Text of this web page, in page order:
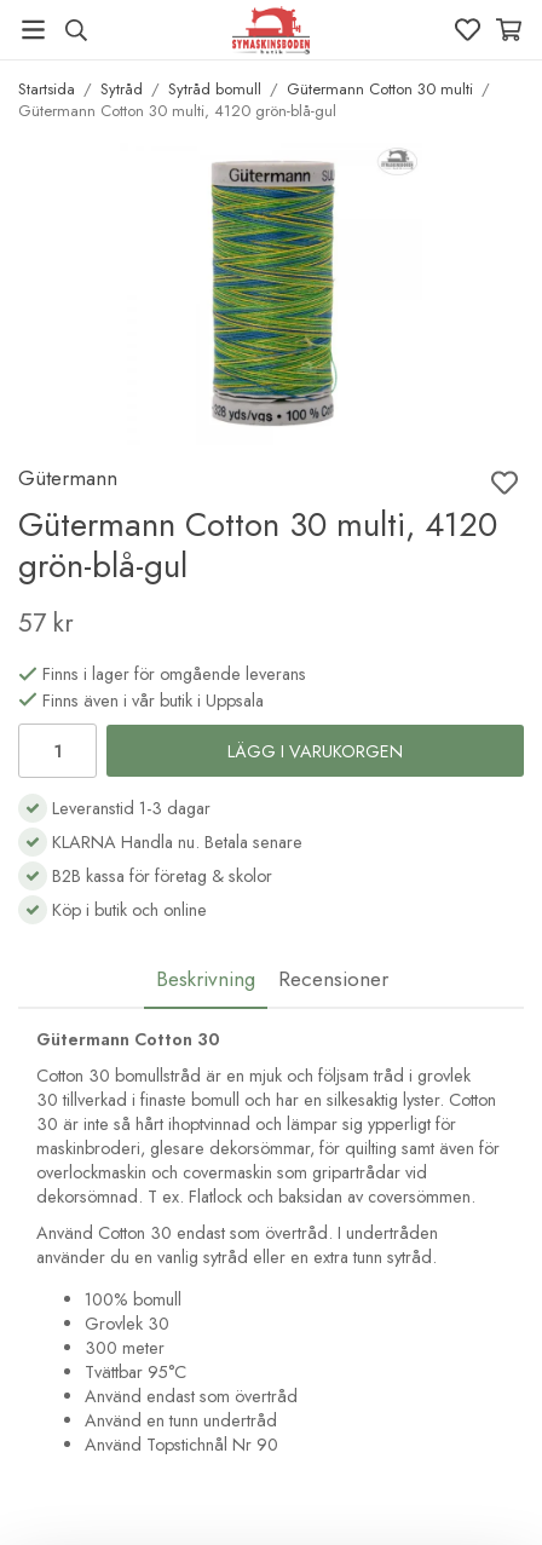
Startsida / Sytråd / Sytråd bomull / Gütermann Cotton 30 multi /
Gütermann Cotton 30 multi, 4120 grön-blå-gul
Gütermann
Gütermann Cotton 30 multi, 4120
grön-blå-gul
57 kr
Finns i lager för omgående leverans
Finns även i vår butik i Uppsala
LÄGG I VARUKORGEN
Leveranstid 1-3 dagar
KLARNA Handla nu. Betala senare
B2B kassa för företag & skolor
Köp i butik och online
Beskrivning Recensioner
Gütermann Cotton 30
Cotton 30 bomullstråd är en mjuk och följsam tråd i grovlek
30 tillverkad i finaste bomull och har en silkesaktig lyster. Cotton
30 är inte så hårt ihoptvinnad och lämpar sig ypperligt för
maskinbroderi, glesare dekorsömmar, för quilting samt även för
overlockmaskin och covermaskin som gripartrådar vid
dekorsömnad. T ex. Flatlock och baksidan av coversömmen.
Använd Cotton 30 endast som övertråd. I undertråden
använder du en vanlig sytråd eller en extra tunn sytråd.
100% bomull
Grovlek 30
300 meter
Tvättbar 95°C
Använd endast som övertråd
Använd en tunn undertråd
Använd Topstichnål Nr 90